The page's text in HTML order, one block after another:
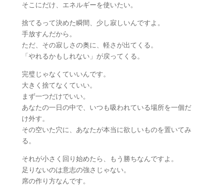
そこにだけ、エネルギーを使いたい。
捨てるって決めた瞬間、少し寂しいんですよ。
手放すんだから。
ただ、その寂しさの奥に、軽さが出てくる。
「やれるかもしれない」が戻ってくる。
完璧じゃなくていいんです。
大きく捨てなくていい。
まず一つだけでいい。
あなたの一日の中で、いつも吸われている場所を一個だ
け外す。
その空いた穴に、あなたが本当に欲しいものを置いてみ
る。
それが小さく回り始めたら、もう勝ちなんですよ。
足りないのは意志の強さじゃない。
席の作り方なんです。